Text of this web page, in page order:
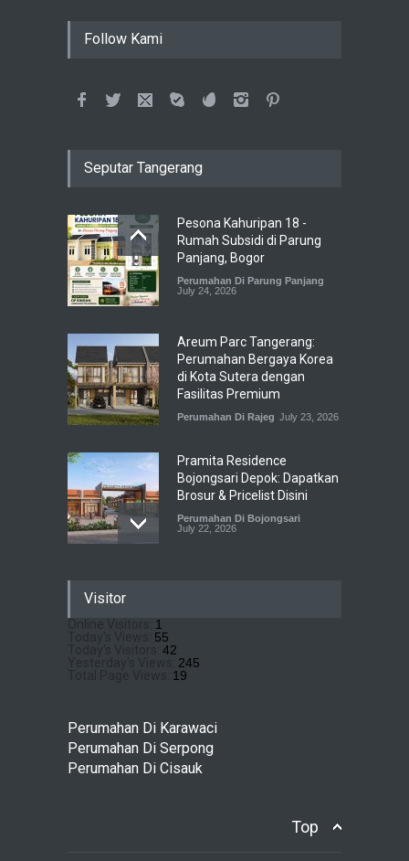
Follow Kami
Seputar Tangerang
Pesona Kahuripan 18 -
Rumah Subsidi di Parung
Panjang, Bogor
Perumahan Di Parung Panjang
July 24, 2026
Areum Parc Tangerang:
Perumahan Bergaya Korea
di Kota Sutera dengan
Fasilitas Premium
Perumahan Di Rajeg July 23, 2026
Pramita Residence
Bojongsari Depok: Dapatkan
Brosur & Pricelist Disini
Perumahan Di Bojongsari
July 22, 2026
Nuansa Resort di Gading
Serpong
Perumahan Di Serpong
Visitor
1
55
42
245
19
Perumahan Di Karawaci
Perumahan Di Serpong
Perumahan Di Cisauk
Top